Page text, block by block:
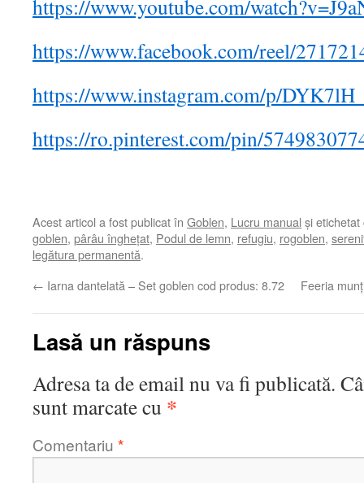
https://www.youtube.com/
https://www.facebook.com/reel/
https://www.instagram.com/p/
https://ro.pinterest.com/pin/
Acest articol a fost publicat în Goblen, Lucru manual și
goblen, pârâu înghețat, Podul de lemn, refugiu, rogoblen,
legătura permanentă.
← Iarna dantelată – Set goblen cod produs: 8.72 Feeria
Lasă un răspuns
Adresa ta de email nu va fi publicată.
sunt marcate cu *
Comentariu *